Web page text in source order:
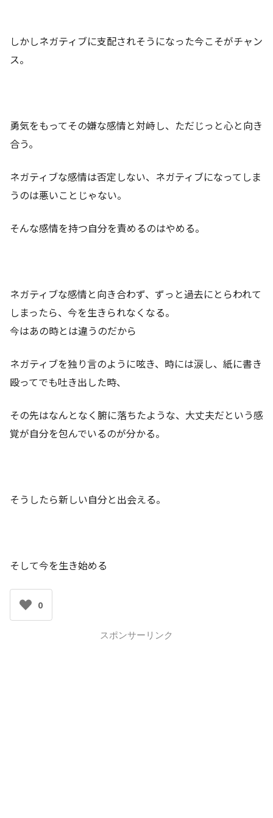
しかしネガティブに支配されそうになった今こそがチャン
ス。
勇気をもってその嫌な感情と対峙し、ただじっと心と向き
合う。
ネガティブな感情は否定しない、ネガティブになってしま
うのは悪いことじゃない。
そんな感情を持つ自分を責めるのはやめる。
ネガティブな感情と向き合わず、ずっと過去にとらわれて
しまったら、今を生きられなくなる。
今はあの時とは違うのだから
ネガティブを独り言のように呟き、時には涙し、紙に書き
殴ってでも吐き出した時、
その先はなんとなく腑に落ちたような、大丈夫だという感
覚が自分を包んでいるのが分かる。
そうしたら新しい自分と出会える。
そして今を生き始める
0
スポンサーリンク